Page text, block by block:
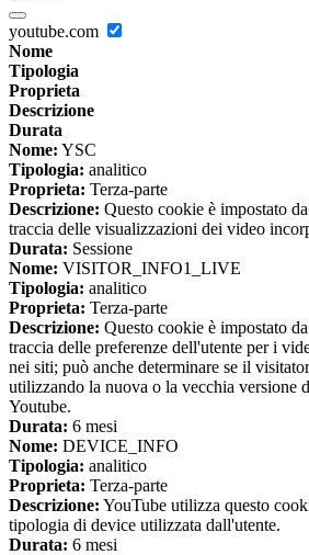
youtube.com
Nome
Tipologia
Proprieta
Descrizione
Durata
Nome: YSC
Tipologia: analitico
Proprieta: Terza-parte
Descrizione: Questo cookie è impostato
traccia delle visualizzazioni dei video
Durata: Sessione
Nome: VISITOR_INFO1_LIVE
Tipologia: analitico
Proprieta: Terza-parte
Descrizione: Questo cookie è impostato
traccia delle preferenze dell'utente per i
nei siti; può anche determinare se il
utilizzando la nuova o la vecchia versione
Youtube.
Durata: 6 mesi
Nome: DEVICE_INFO
Tipologia: analitico
Proprieta: Terza-parte
Descrizione: YouTube utilizza questo
tipologia di device utilizzata dall'utente.
Durata: 6 mesi